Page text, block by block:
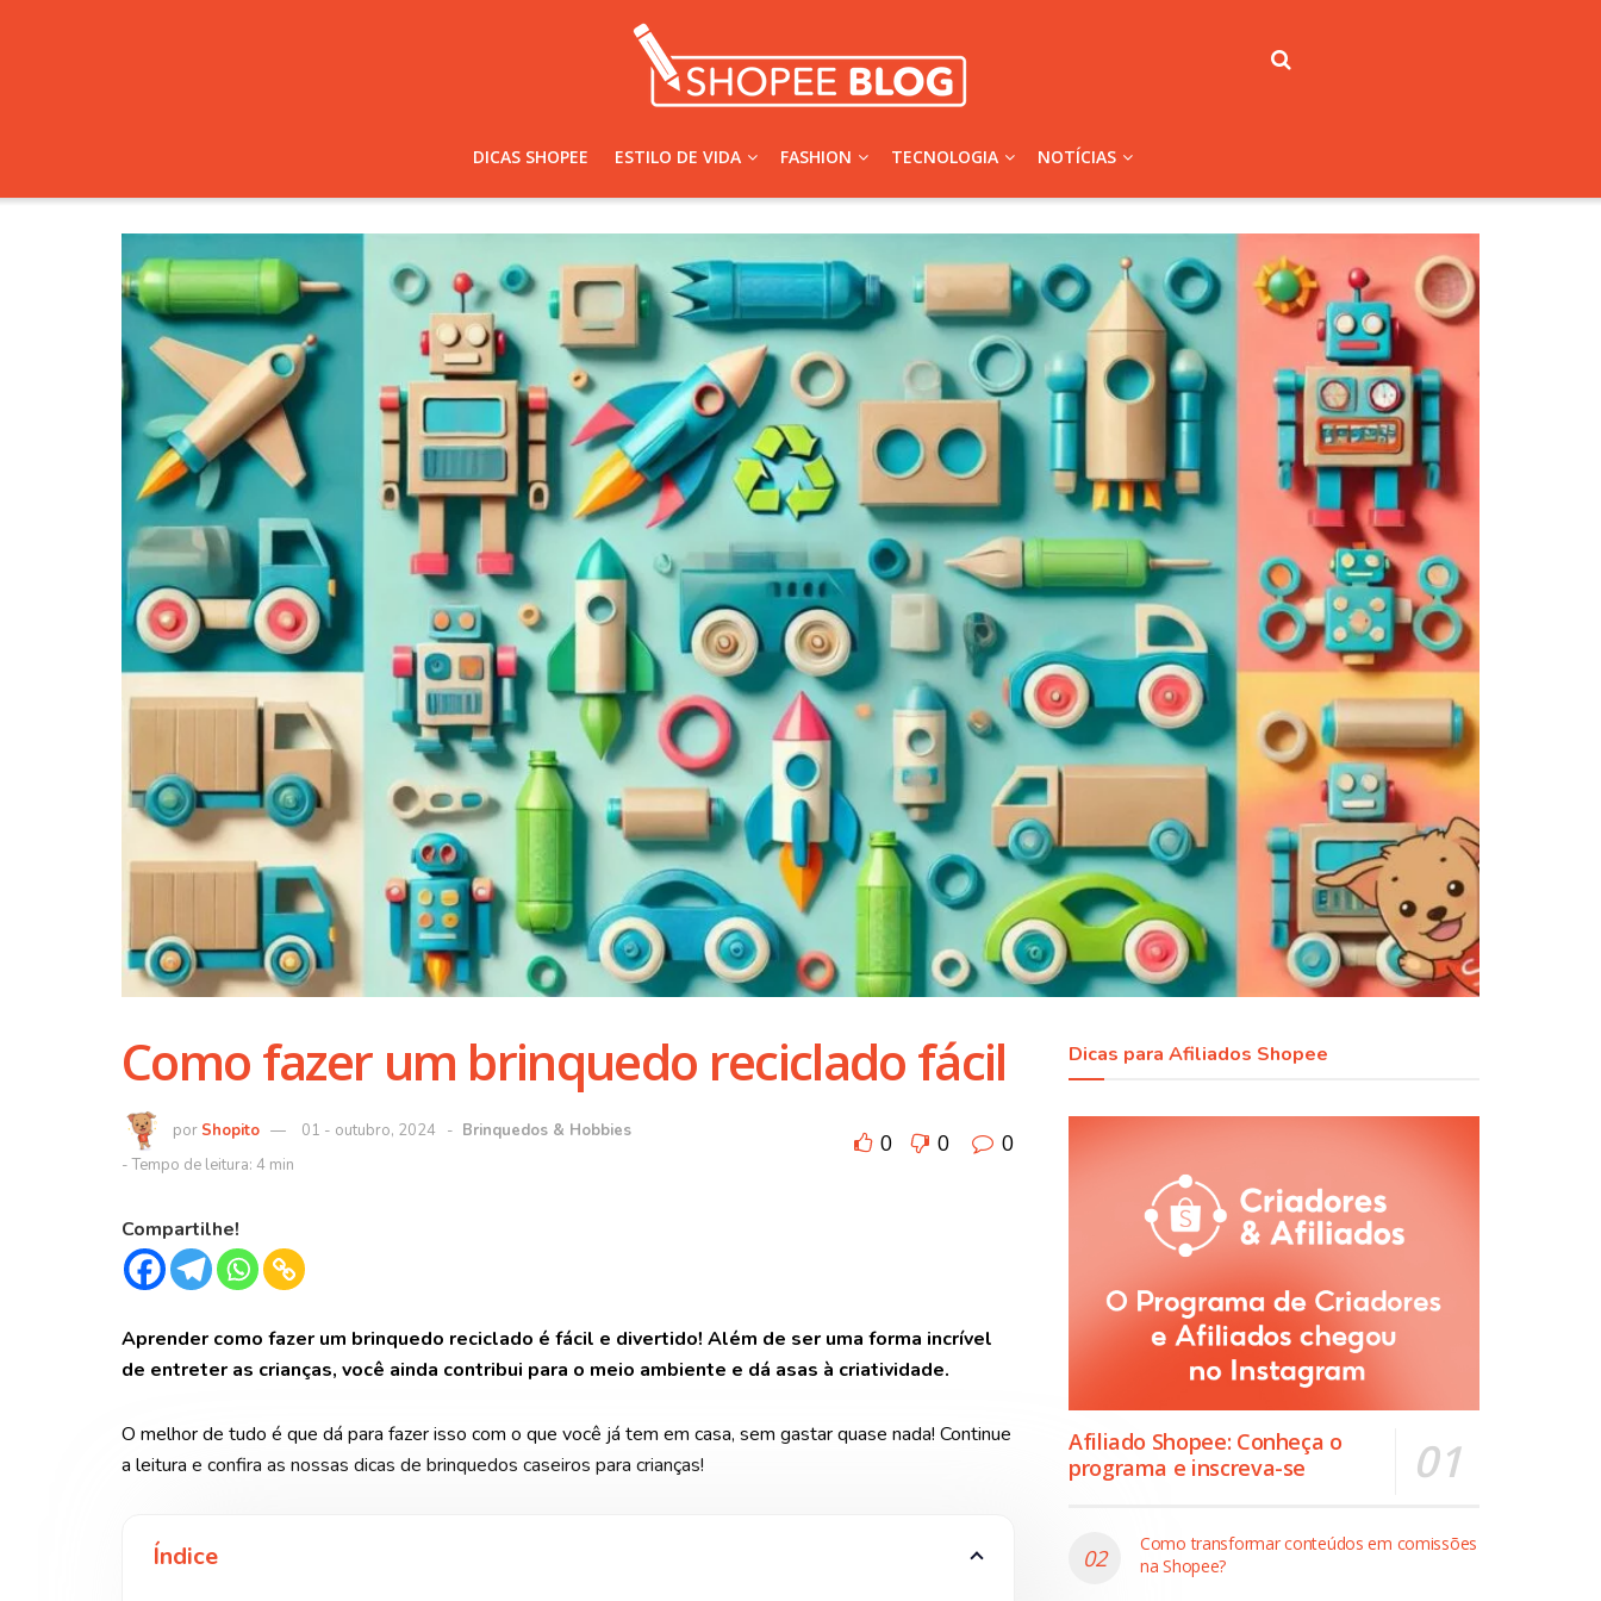
DICAS SHOPEE ESTILO DE VIDA FASHION TECNOLOGIA NOTÍCIAS
Como fazer um brinquedo reciclado fácil
Shopito 01 - outubro, 2024 Brinquedos & Hobbies 0 0 0
Compartilhe!
Aprender como fazer um brinquedo reciclado é fácil e divertido! Além de ser uma forma incrível
de entreter as crianças, você ainda contribui para o meio ambiente e dá asas à criatividade.
O melhor de tudo é que dá para fazer isso com o que você já tem em casa, sem gastar quase nada! Continue
a leitura e confira as nossas dicas de brinquedos caseiros para crianças!
Índice
Dicas para Afiliados Shopee
Afiliado Shopee: Conheça o
programa e inscreva-se
Como transformar conteúdos em comissões
na Shopee?